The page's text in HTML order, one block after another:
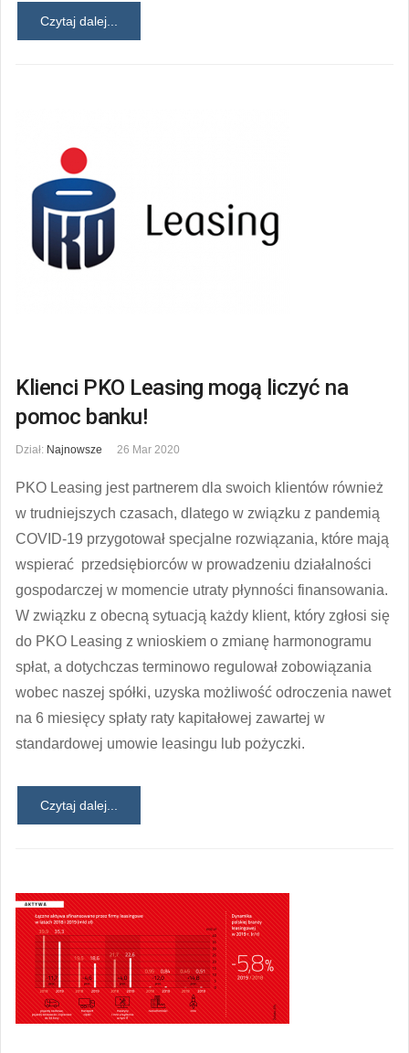
Czytaj dalej...
Klienci PKO Leasing mogą liczyć na
pomoc banku!
Dział: Najnowsze 26 Mar 2020
PKO Leasing jest partnerem dla swoich klientów również
w trudniejszych czasach, dlatego w związku z pandemią
COVID-19 przygotował specjalne rozwiązania, które mają
wspierać przedsiębiorców w prowadzeniu działalności
gospodarczej w momencie utraty płynności finansowania.
W związku z obecną sytuacją każdy klient, który zgłosi się
do PKO Leasing z wnioskiem o zmianę harmonogramu
spłat, a dotychczas terminowo regulował zobowiązania
wobec naszej spółki, uzyska możliwość odroczenia nawet
na 6 miesięcy spłaty raty kapitałowej zawartej w
standardowej umowie leasingu lub pożyczki.
Czytaj dalej...